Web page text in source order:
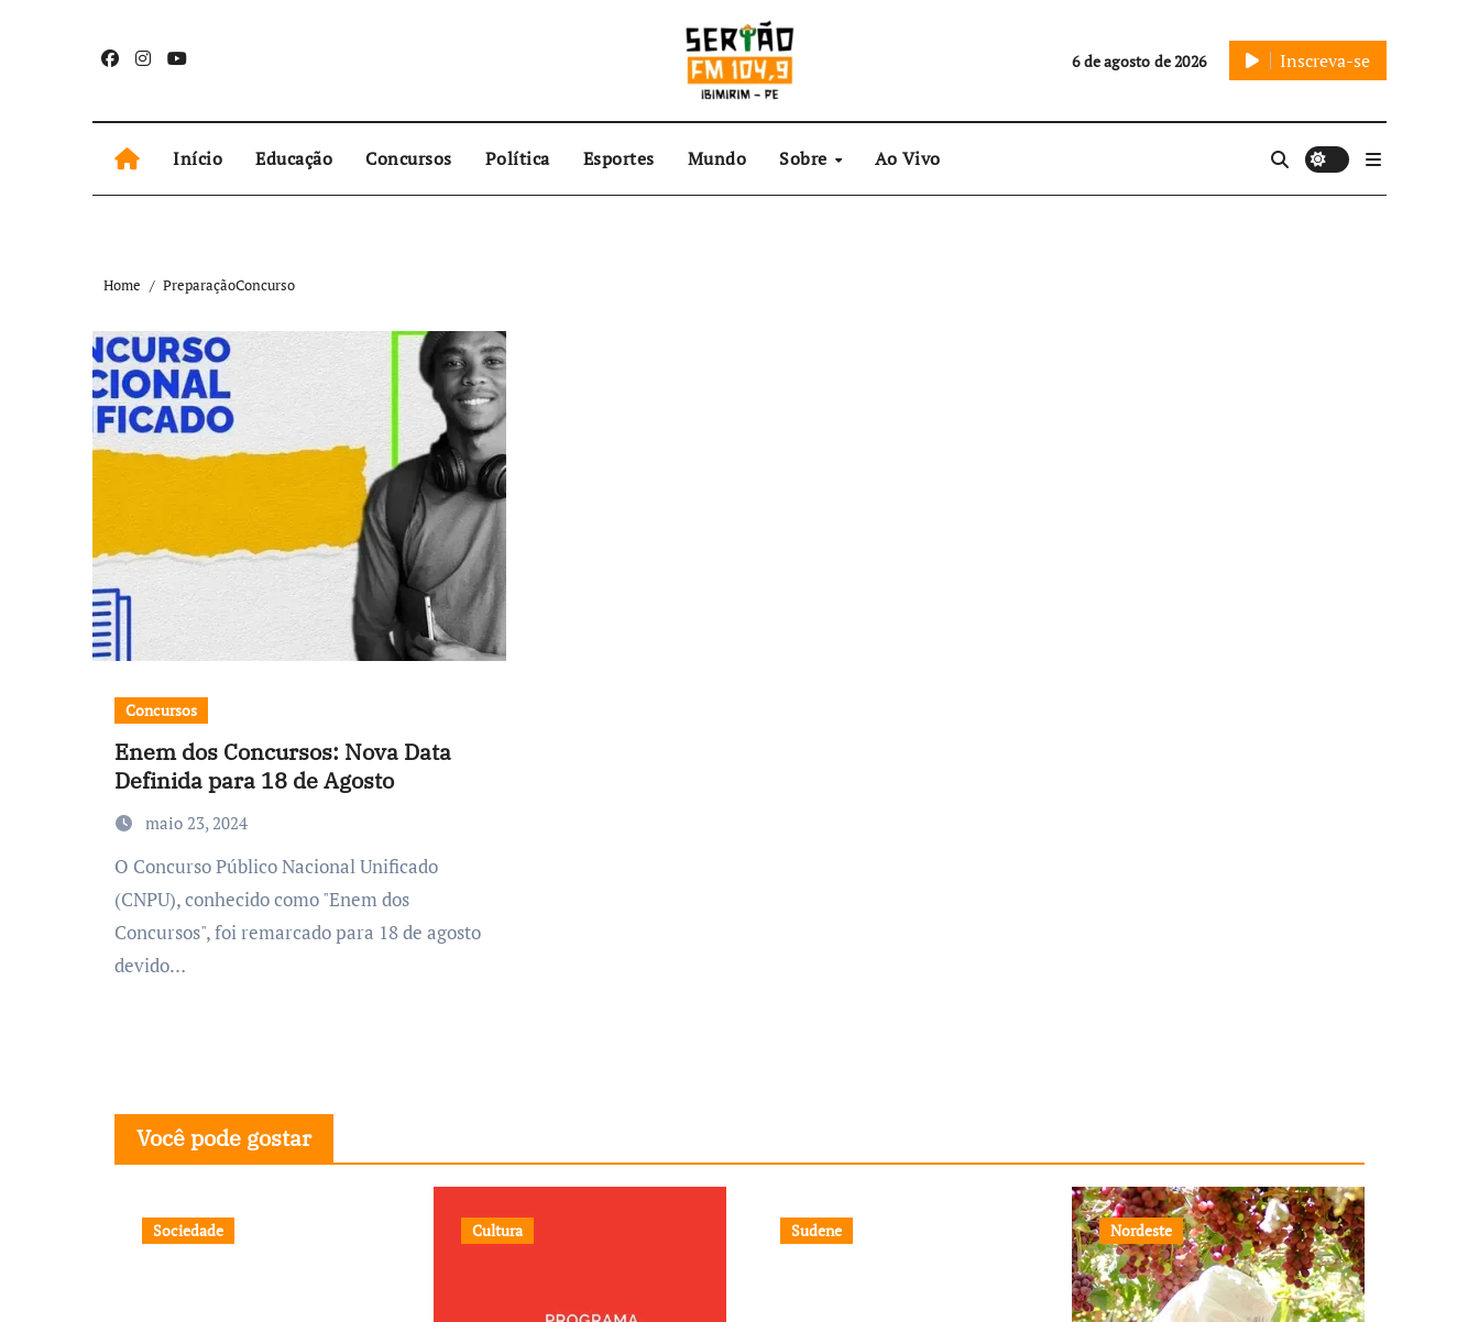
6 de agosto de 2026 Inscreva-se
Início Educação Concursos Política Esportes Mundo Sobre Ao Vivo
Home PreparaçãoConcurso
Concursos
Enem dos Concursos: Nova Data
Definida para 18 de Agosto
maio 23, 2024
O Concurso Público Nacional Unificado
(CNPU), conhecido como "Enem dos
Concursos", foi remarcado para 18 de agosto
devido…
Você pode gostar
Sociedade Cultura Sudene Nordeste